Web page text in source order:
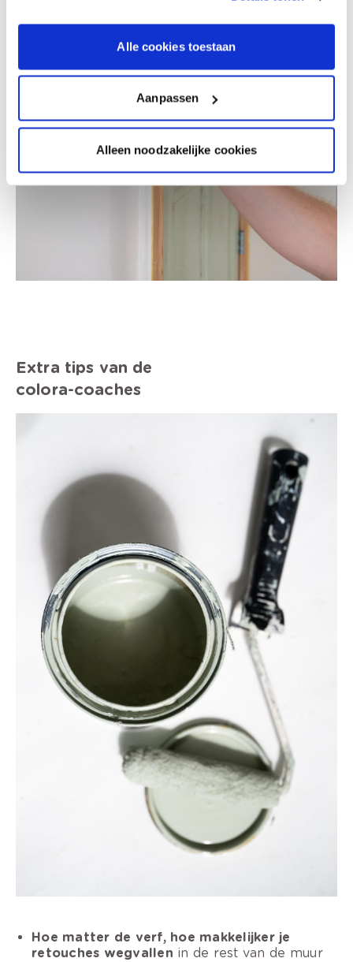
Alle cookies toestaan
Aanpassen
Alleen noodzakelijke cookies
Extra tips van de
colora-coaches
Hoe matter de verf, hoe makkelijker je
retouches wegvallen in de rest van de muur